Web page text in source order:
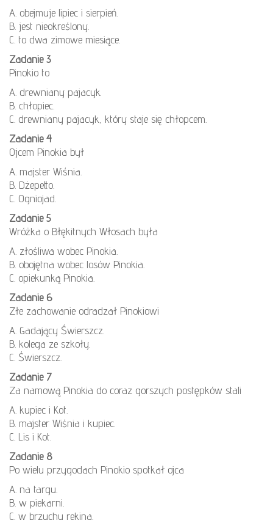
A. obejmuje lipiec i sierpień.
B. jest nieokreślony.
C. to dwa zimowe miesiące.
Zadanie 3
Pinokio to
A. drewniany pajacyk.
B. chłopiec.
C. drewniany pajacyk, który staje się chłopcem.
Zadanie 4
Ojcem Pinokia był
A. majster Wiśnia.
B. Dżepetto.
C. Ogniojad.
Zadanie 5
Wróżka o Błękitnych Włosach była
A. złośliwa wobec Pinokia.
B. obojętna wobec losów Pinokia.
C. opiekunką Pinokia.
Zadanie 6
Złe zachowanie odradzał Pinokiowi
A. Gadający Świerszcz.
B. kolega ze szkoły.
C. Świerszcz.
Zadanie 7
Za namową Pinokia do coraz gorszych postępków stali
A. kupiec i Kot.
B. majster Wiśnia i kupiec.
C. Lis i Kot.
Zadanie 8
Po wielu przygodach Pinokio spotkał ojca
A. na targu.
B. w piekarni.
C. w brzuchu rekina.